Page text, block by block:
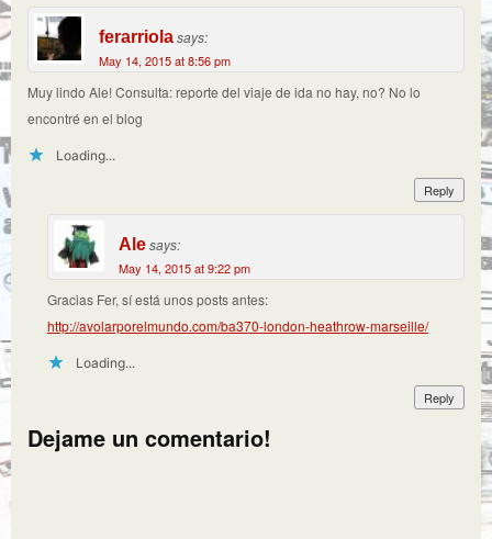
ferarriolasays:
May 14, 2015 at 8:56 pm
Muy lindo Ale! Consulta: reporte del viaje de ida no hay, no? No lo
encontré en el blog
Loading...
Reply
Alesays:
May 14, 2015 at 9:22 pm
Gracias Fer, sí está unos posts antes:
http://avolarporelmundo.com/ba370-london-heathrow-marseille/
Loading...
Reply
Dejame un comentario!